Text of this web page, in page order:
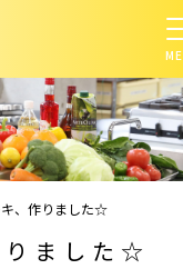
、作りました☆
りました☆